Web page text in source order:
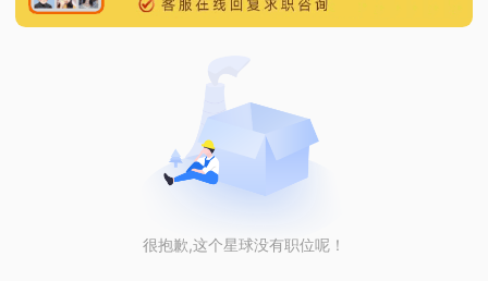
很抱歉,这个星球没有职位呢！